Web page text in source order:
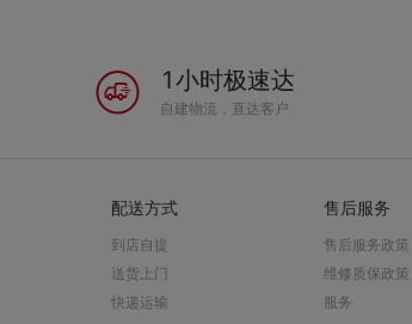
1小时极速达
自建物流，直达客户
配送方式
到店自提
送货上门
快递运输
售后服务
售后服务政策
维修质保政策
服务